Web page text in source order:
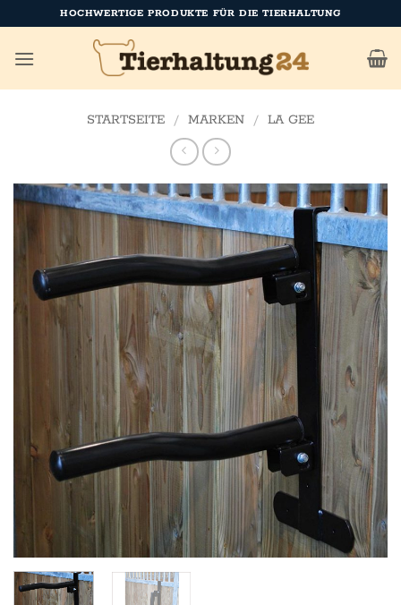
Inhalt
springen
HOCHWERTIGE PRODUKTE FÜR DIE TIERHALTUNG
STARTSEITE / MARKEN / LA GEE